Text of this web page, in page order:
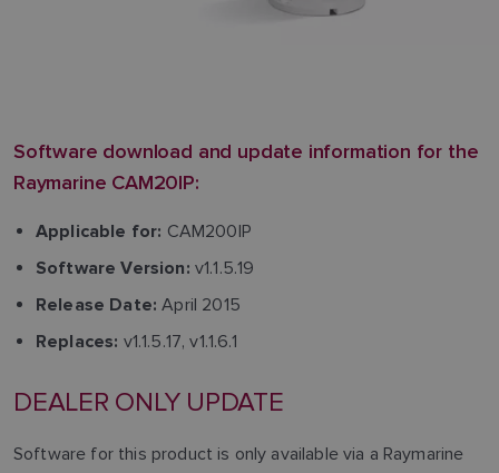
Software download and update information for the
Raymarine CAM20IP:
Applicable for: CAM200IP
Software Version: v1.1.5.19
Release Date: April 2015
Replaces: v1.1.5.17, v1.1.6.1
DEALER ONLY UPDATE
Software for this product is only available via a Raymarine